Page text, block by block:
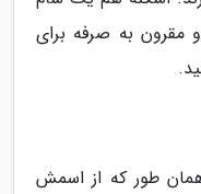
به صرفه برای
طور که از اسمش